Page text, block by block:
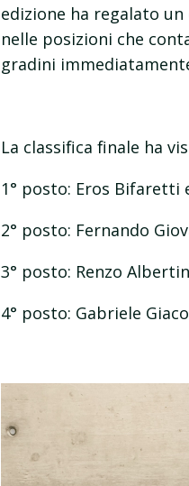
edizione ha regalato
nelle posizioni che
gradini
La classifica finale ha
1° posto: Eros Bifaretti
2° posto: Fernando
3° posto: Renzo
4° posto: Gabriele